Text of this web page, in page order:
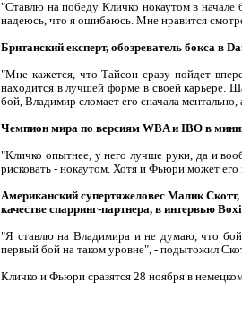
"Ставлю на победу Кличко нокаутом в
надеюсь, что я ошибаюсь. Мне нравится
Британский експерт, обозреватель бокса в
"Мне кажется, что Тайсон сразу пойдет
находится в лучшей форме в своей карьере.
бой, Владимир сломает его сначала
Чемпион мира по версиям WBA и IBO в
"Кличко опытнее, у него лучше руки, да и
рисковать - нокаутом. Хотя и Фьюри может
Американский супертяжеловес Малик
качестве спарринг-партнера, в интервью
"Я ставлю на Владимира и не думаю, что
первый бой на таком уровне", - подытожил
Кличко и Фьюри сразятся 28 ноября в